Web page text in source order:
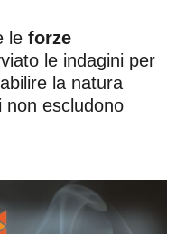
le forze
le indagini per
la natura
non escludono